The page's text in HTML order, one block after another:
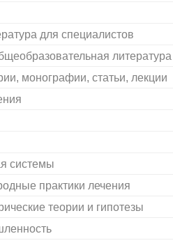
для специалистов
литература
монографии, статьи, лекции
системы
практики лечения
теории и гипотезы